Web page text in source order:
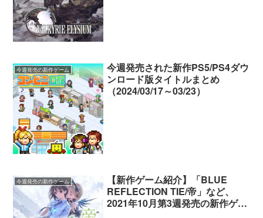
今週発売の新作ゲーム
今週発売された新作PS5/PS4ダウ
ンロード版タイトルまとめ
（2024/03/17～03/23）
今週発売の新作ゲーム
【新作ゲーム紹介】「BLUE
REFLECTION TIE/帝」など、
2021年10月第3週発売の新作ゲー